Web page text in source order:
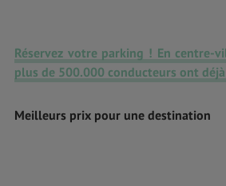
Réservez votre parking ! En centre-
plus de 500.000 conducteurs ont
Meilleurs prix pour une destination